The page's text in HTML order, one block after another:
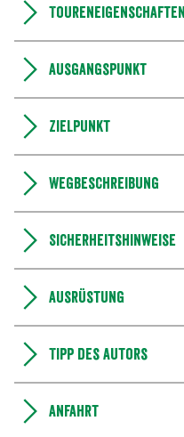
Toureneigenschaften
Ausgangspunkt
Zielpunkt
Wegbeschreibung
Sicherheitshinweise
Ausrüstung
Tipp des Autors
Anfahrt